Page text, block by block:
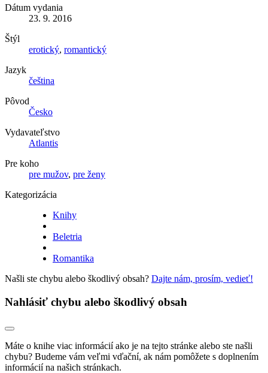
Dátum vydania
23. 9. 2016
Štýl
erotický, romantický
Jazyk
čeština
Pôvod
Česko
Vydavateľstvo
Atlantis
Pre koho
pre mužov, pre ženy
Kategorizácia
Knihy
Beletria
Romantika
Našli ste chybu alebo škodlivý obsah? Dajte nám, prosím, vedieť!
Nahlásiť chybu alebo škodlivý obsah
Máte o knihe viac informácií ako je na tejto stránke alebo ste našli
chybu? Budeme vám veľmi vďační, ak nám pomôžete s doplnením
informácií na našich stránkach.